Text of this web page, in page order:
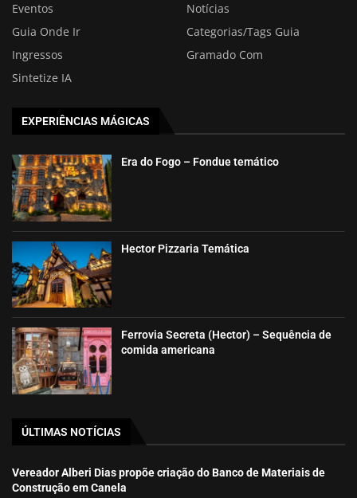
Eventos
Notícias
Guia Onde Ir
Categorias/Tags Guia
Ingressos
Gramado Com
Sintetize IA
EXPERIÊNCIAS MÁGICAS
Era do Fogo – Fondue temático
Hector Pizzaria Temática
Ferrovia Secreta (Hector) – Sequência de
comida americana
ÚLTIMAS NOTÍCIAS
Vereador Alberi Dias propõe criação do Banco de Materiais de
Construção em Canela